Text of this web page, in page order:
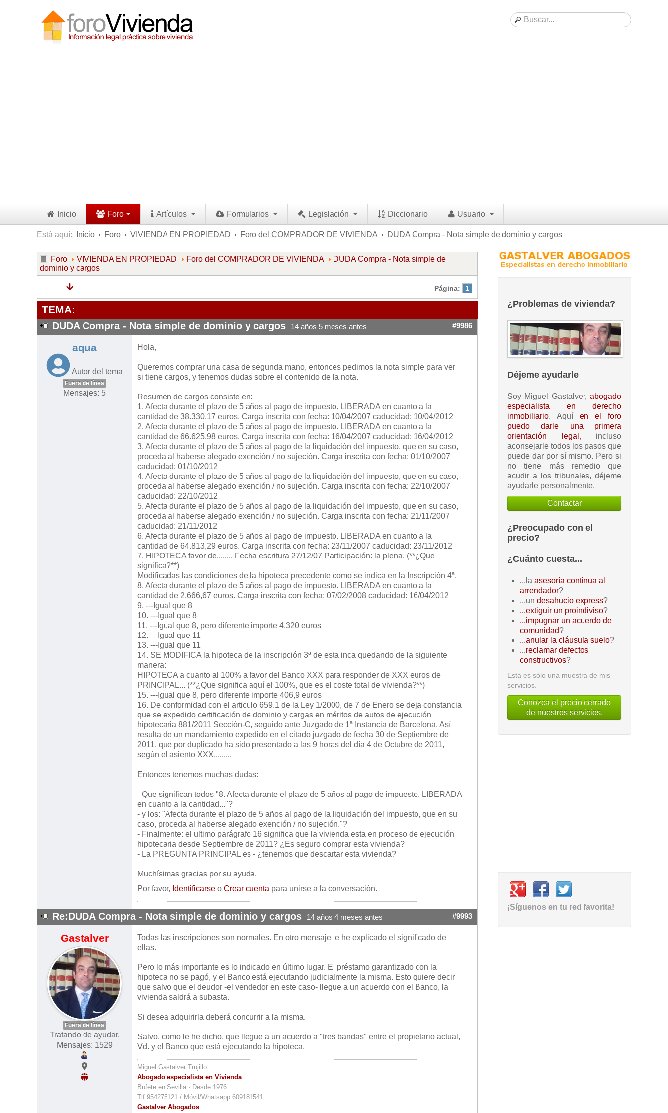
Inicio Foro Artículos Formularios Legislación Diccionario Usuario
Está aquí: Inicio Foro VIVIENDA EN PROPIEDAD Foro del COMPRADOR DE VIVIENDA DUDA Compra - Nota simple de dominio y cargos
Foro VIVIENDA EN PROPIEDAD Foro del COMPRADOR DE VIVIENDA
DUDA Compra - Nota simple de
dominio y cargos
Página: 1
TEMA:
DUDA Compra - Nota simple de dominio y cargos 14 años 5 meses antes #9986
aqua
Autor del tema
Fuera de línea
Mensajes: 5
Hola,
Queremos comprar una casa de segunda mano, entonces pedimos la nota simple para ver
si tiene cargos, y tenemos dudas sobre el contenido de la nota.
Resumen de cargos consiste en:
1. Afecta durante el plazo de 5 años al pago de impuesto. LIBERADA en cuanto a la
cantidad de 38.330,17 euros. Carga inscrita con fecha: 10/04/2007 caducidad: 10/04/2012
2. Afecta durante el plazo de 5 años al pago de impuesto. LIBERADA en cuanto a la
cantidad de 66.625,98 euros. Carga inscrita con fecha: 16/04/2007 caducidad: 16/04/2012
3. Afecta durante el plazo de 5 años al pago de la liquidación del impuesto, que en su caso,
proceda al haberse alegado exención / no sujeción. Carga inscrita con fecha: 01/10/2007
caducidad: 01/10/2012
4. Afecta durante el plazo de 5 años al pago de la liquidación del impuesto, que en su caso,
proceda al haberse alegado exención / no sujeción. Carga inscrita con fecha: 22/10/2007
caducidad: 22/10/2012
5. Afecta durante el plazo de 5 años al pago de la liquidación del impuesto, que en su caso,
proceda al haberse alegado exención / no sujeción. Carga inscrita con fecha: 21/11/2007
caducidad: 21/11/2012
6. Afecta durante el plazo de 5 años al pago de impuesto. LIBERADA en cuanto a la
cantidad de 64.813,29 euros. Carga inscrita con fecha: 23/11/2007 caducidad: 23/11/2012
7. HIPOTECA favor de........ Fecha escritura 27/12/07 Participación: la plena. (**¿Que
significa?**)
Modificadas las condiciones de la hipoteca precedente como se indica en la Inscripción 4ª.
8. Afecta durante el plazo de 5 años al pago de impuesto. LIBERADA en cuanto a la
cantidad de 2.666,67 euros. Carga inscrita con fecha: 07/02/2008 caducidad: 16/04/2012
9. ---Igual que 8
10. ---Igual que 8
11. ---Igual que 8, pero diferente importe 4.320 euros
12. ---Igual que 11
13. ---Igual que 11
14. SE MODIFICA la hipoteca de la inscripción 3ª de esta inca quedando de la siguiente
manera:
HIPOTECA a cuanto al 100% a favor del Banco XXX para responder de XXX euros de
PRINCIPAL... (**¿Que significa aquí el 100%, que es el coste total de vivienda?**)
15. ---Igual que 8, pero diferente importe 406,9 euros
16. De conformidad con el articulo 659.1 de la Ley 1/2000, de 7 de Enero se deja constancia
que se expedido certificación de dominio y cargas en méritos de autos de ejecución
hipotecaria 881/2011 Sección-O, seguido ante Juzgado de 1ª Instancia de Barcelona. Así
resulta de un mandamiento expedido en el citado juzgado de fecha 30 de Septiembre de
2011, que por duplicado ha sido presentado a las 9 horas del día 4 de Octubre de 2011,
según el asiento XXX.........
Entonces tenemos muchas dudas:
- Que significan todos "8. Afecta durante el plazo de 5 años al pago de impuesto. LIBERADA
en cuanto a la cantidad..."?
- y los: "Afecta durante el plazo de 5 años al pago de la liquidación del impuesto, que en su
caso, proceda al haberse alegado exención / no sujeción."?
- Finalmente: el ultimo parágrafo 16 significa que la vivienda esta en proceso de ejecución
hipotecaria desde Septiembre de 2011? ¿Es seguro comprar esta vivienda?
- La PREGUNTA PRINCIPAL es - ¿tenemos que descartar esta vivienda?
Muchísimas gracias por su ayuda.
Por favor, Identificarse o Crear cuenta para unirse a la conversación.
Re:DUDA Compra - Nota simple de dominio y cargos 14 años 4 meses antes #9993
Gastalver
Fuera de línea
Tratando de ayudar.
Mensajes: 1529
Todas las inscripciones son normales. En otro mensaje le he explicado el significado de
ellas.
Pero lo más importante es lo indicado en último lugar. El préstamo garantizado con la
hipoteca no se pagó, y el Banco está ejecutando judicialmente la misma. Esto quiere decir
que salvo que el deudor -el vendedor en este caso- llegue a un acuerdo con el Banco, la
vivienda saldrá a subasta.
Si desea adquirirla deberá concurrir a la misma.
Salvo, como le he dicho, que llegue a un acuerdo a "tres bandas" entre el propietario actual,
Vd. y el Banco que está ejecutando la hipoteca.
Miguel Gastalver Trujillo
Abogado especialista en Vivienda
Bufete en Sevilla · Desde 1976
Tlf.954275121 / Móvil/Whatsapp 609181541
Gastalver Abogados
¿Problemas de vivienda?
Déjeme ayudarle
Soy Miguel Gastalver, abogado
especialista en derecho
inmobiliario. Aquí en el foro
puedo darle una primera
orientación legal , incluso
aconsejarle todos los pasos que
puede dar por sí mismo. Pero si
no tiene más remedio que
acudir a los tribunales, déjeme
ayudarle personalmente.
Contactar
¿Preocupado con el
precio?
¿Cuánto cuesta...
...la asesoría continua al
arrendador?
...un desahucio express?
...extiguir un proindiviso?
...impugnar un acuerdo de
comunidad?
...anular la cláusula suelo?
...reclamar defectos
constructivos?
Esta es sólo una muestra de mis
servicios.
Conozca el precio cerrado
de nuestros servicios.
¡Síguenos en tu red favorita!